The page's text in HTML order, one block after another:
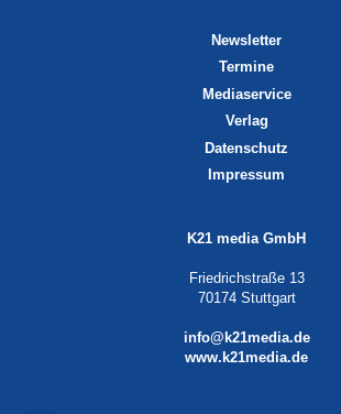
Newsletter
Termine
Mediaservice
Verlag
Datenschutz
Impressum
K21 media GmbH
Friedrichstraße 13
70174 Stuttgart
info@k21media.de
www.k21media.de